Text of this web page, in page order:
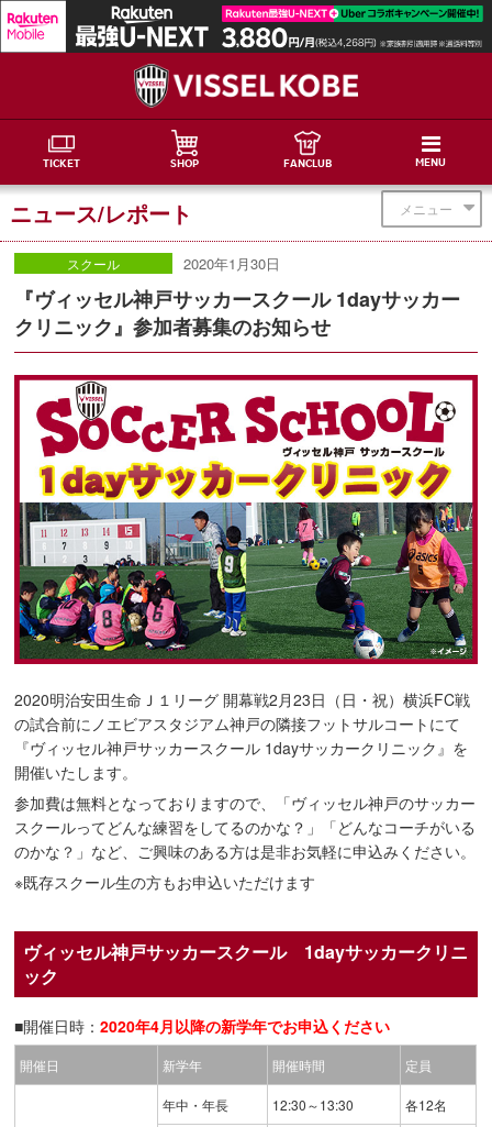
TICKET SHOP FANCLUB MENU
メニュー
ニュース/レポート
スクール 2020年1月30日
『ヴィッセル神戸サッカースクール 1dayサッカー
クリニック』参加者募集のお知らせ
2020明治安田生命Ｊ１リーグ 開幕戦2月23日（日・祝）横浜FC戦
の試合前にノエビアスタジアム神戸の隣接フットサルコートにて
『ヴィッセル神戸サッカースクール 1dayサッカークリニック』を
開催いたします。
参加費は無料となっておりますので、「ヴィッセル神戸のサッカー
スクールってどんな練習をしてるのかな？」「どんなコーチがいる
のかな？」など、ご興味のある方は是非お気軽に申込みください。
※既存スクール生の方もお申込いただけます
ヴィッセル神戸サッカースクール 1dayサッカークリニ
ック
■開催日時：2020年4月以降の新学年でお申込ください
開催日 新学年 開催時間 定員
年中・年長 12:30～13:30 各12名